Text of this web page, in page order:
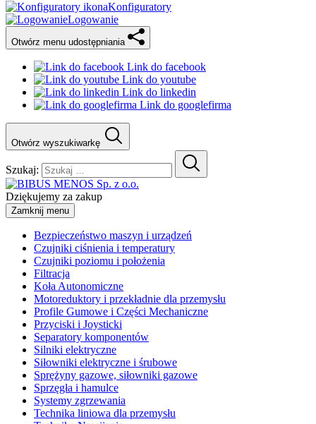
Konfiguratory
Logowanie
Otwórz menu udostępniania
Link do facebook
Link do youtube
Link do linkedin
Link do googlefirma
Otwórz wyszukiwarkę
Szukaj:
Dziękujemy za zakup
Zamknij menu
Bezpieczeństwo maszyn i urządzeń
Czujniki ciśnienia i temperatury
Czujniki poziomu i położenia
Filtracja
Koła Autonomiczne
Motoreduktory i przekładnie dla przemysłu
Profile Gumowe i Części Mechaniczne
Przyciski i Joysticki
Separatory komponentów
Silniki elektryczne
Siłowniki elektryczne i śrubowe
Sprężyny gazowe, siłowniki gazowe
Sprzęgła i hamulce
Systemy zgrzewania
Technika liniowa dla przemysłu